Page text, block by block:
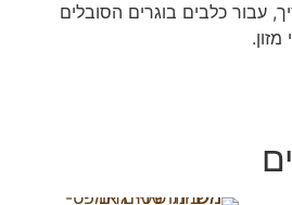
עבור כלבים בוגרים הסובלים